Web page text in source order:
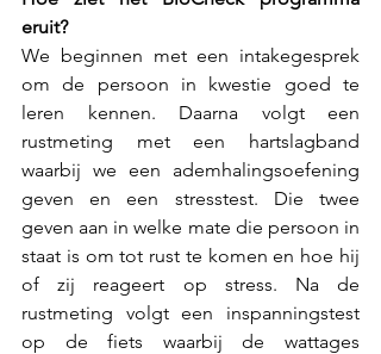
eruit?
We beginnen met een intakegesprek
om de persoon in kwestie goed te
leren kennen. Daarna volgt een
rustmeting met een hartslagband
waarbij we een ademhalingsoefening
geven en een stresstest. Die twee
geven aan in welke mate die persoon in
staat is om tot rust te komen en hoe hij
of zij reageert op stress. Na de
rustmeting volgt een inspanningstest
op de fiets waarbij de wattages